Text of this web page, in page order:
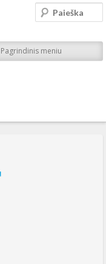
Pagrindinis meniu
Paieška